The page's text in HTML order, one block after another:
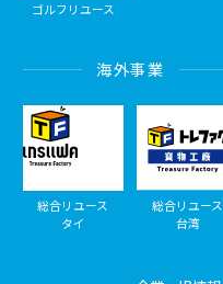
ゴルフリユース
海外事業
総合リユース
タイ
総合リユース
台湾